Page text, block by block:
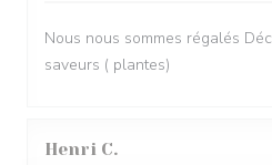
Nous nous sommes régalés
saveurs ( plantes)
Henri C